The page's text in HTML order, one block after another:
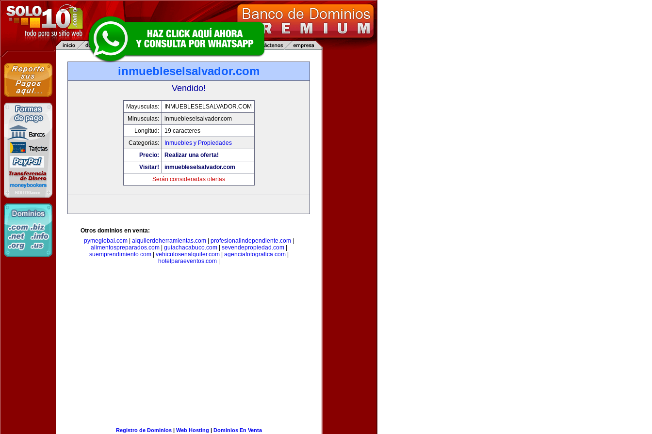
inmuebleselsalvador.com
Vendido!
Mayusculas:
INMUEBLESELSALVADOR.COM
Minusculas:
inmuebleselsalvador.com
Longitud:
19 caracteres
Categorias:
Inmuebles y Propiedades
Precio:
Realizar una oferta!
Visitar!
inmuebleselsalvador.com
Serán consideradas ofertas
Otros dominios en venta:
pymeglobal.com| alquilerdeherramientas.com| profesionalindependiente.com|
alimentospreparados.com| guiachacabuco.com| sevendepropiedad.com|
suemprendimiento.com| vehiculosenalquiler.com| agenciafotografica.com|
hotelparaeventos.com|
Registro de Dominios| Web Hosting | Dominios En Venta